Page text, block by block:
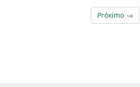
Próximo →